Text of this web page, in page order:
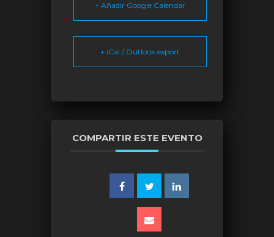
+ Añadir Google Calendar
+ iCal / Outlook export
COMPARTIR ESTE EVENTO